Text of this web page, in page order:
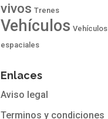
vivos Trenes
Vehículos Vehículos
espaciales
Enlaces
Aviso legal
Terminos y condiciones